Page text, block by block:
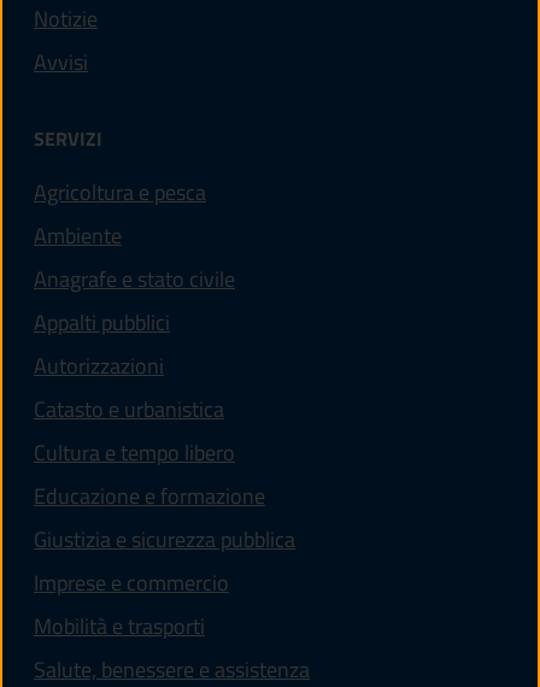
Notizie
Avvisi
SERVIZI
Agricoltura e pesca
Ambiente
Anagrafe e stato civile
Appalti pubblici
Autorizzazioni
Catasto e urbanistica
Cultura e tempo libero
Educazione e formazione
Giustizia e sicurezza pubblica
Imprese e commercio
Mobilità e trasporti
Salute, benessere e assistenza